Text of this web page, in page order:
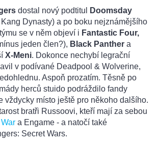
dostal nový podtitul
Doomsday
Dynasty) a po boku nejznámějšího
se v něm objeví i Fantastic Four,
jeden člen?), Black Panther a
X-Meni. Dokonce nechybí legrační
v podívané Deadpool & Wolverine,
Aspoň prozatím. Těsně po
herců stuido podráždilo fandy
vždycky místo ještě pro někoho dalšího.
bratři Russoovi, kteří mají za sebou
a Engame - a natočí také
Secret Wars.